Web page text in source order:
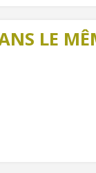
LE